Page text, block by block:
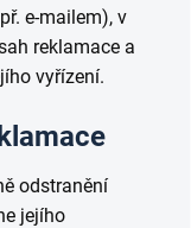
e-mailem), v
reklamace a
vyřízení.
odstranění
jejího